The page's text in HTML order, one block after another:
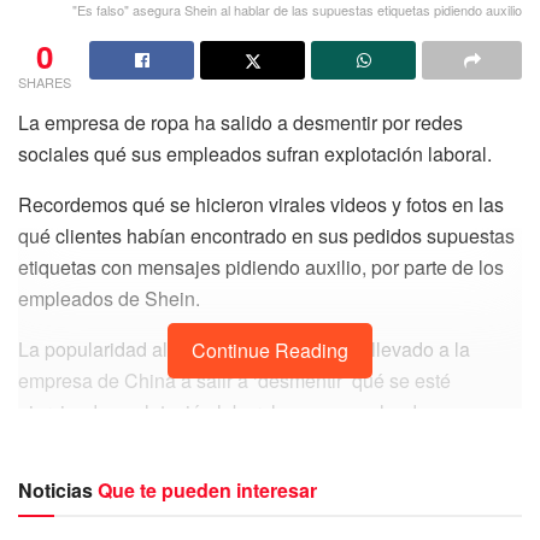
"Es falso" asegura Shein al hablar de las supuestas etiquetas pidiendo auxilio
0
SHARES
La empresa de ropa ha salido a desmentir por redes
sociales qué sus empleados sufran explotación laboral.
Recordemos qué se hicieron virales videos y fotos en las
qué clientes habían encontrado en sus pedidos supuestas
etiquetas con mensajes pidiendo auxilio, por parte de los
empleados de Shein.
La popularidad alcanzada en él tema, ha llevado a la
empresa de China a salir a ‘desmentir’ qué se esté
ejerciendo explotación laboral en sus empleados.
aseguró que el tema de las etiquetas de ‘auxilio’ solo era
“información engañosa y falsa”.
Continue Reading
NoticiasQue te pueden interesar